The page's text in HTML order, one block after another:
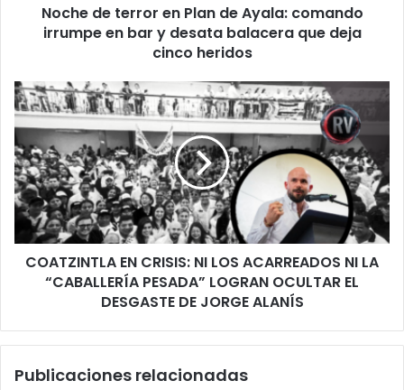
balacera
que
deja
cinco
heridos
Noche de terror en Plan de Ayala: comando
irrumpe en bar y desata balacera que deja
cinco heridos
COATZINTLA
EN
CRISIS:
NI
LOS
ACARREADOS
NI
LA
“CABALLERÍA
PESADA”
LOGRAN
DESGASTE
JORGE
COATZINTLA EN CRISIS: NI LOS ACARREADOS NI LA
“CABALLERÍA PESADA” LOGRAN OCULTAR EL
DESGASTE DE JORGE ALANÍS
Publicaciones relacionadas